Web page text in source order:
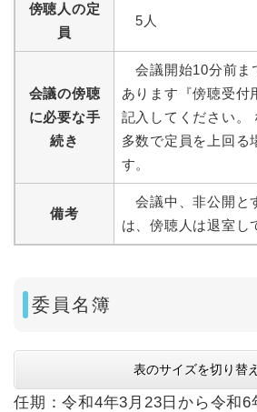
傍聴人の定
員
5人
会議の傍聴
に必要な手
続き
会議開始10分前ま
あります『傍聴受付
記入してください。
多数で定員を上回る
す。
備考
会議中、非公開と
は、傍聴人は退室し
委員名簿
表のサイズを切り替
任期：令和4年3月23日から令和6